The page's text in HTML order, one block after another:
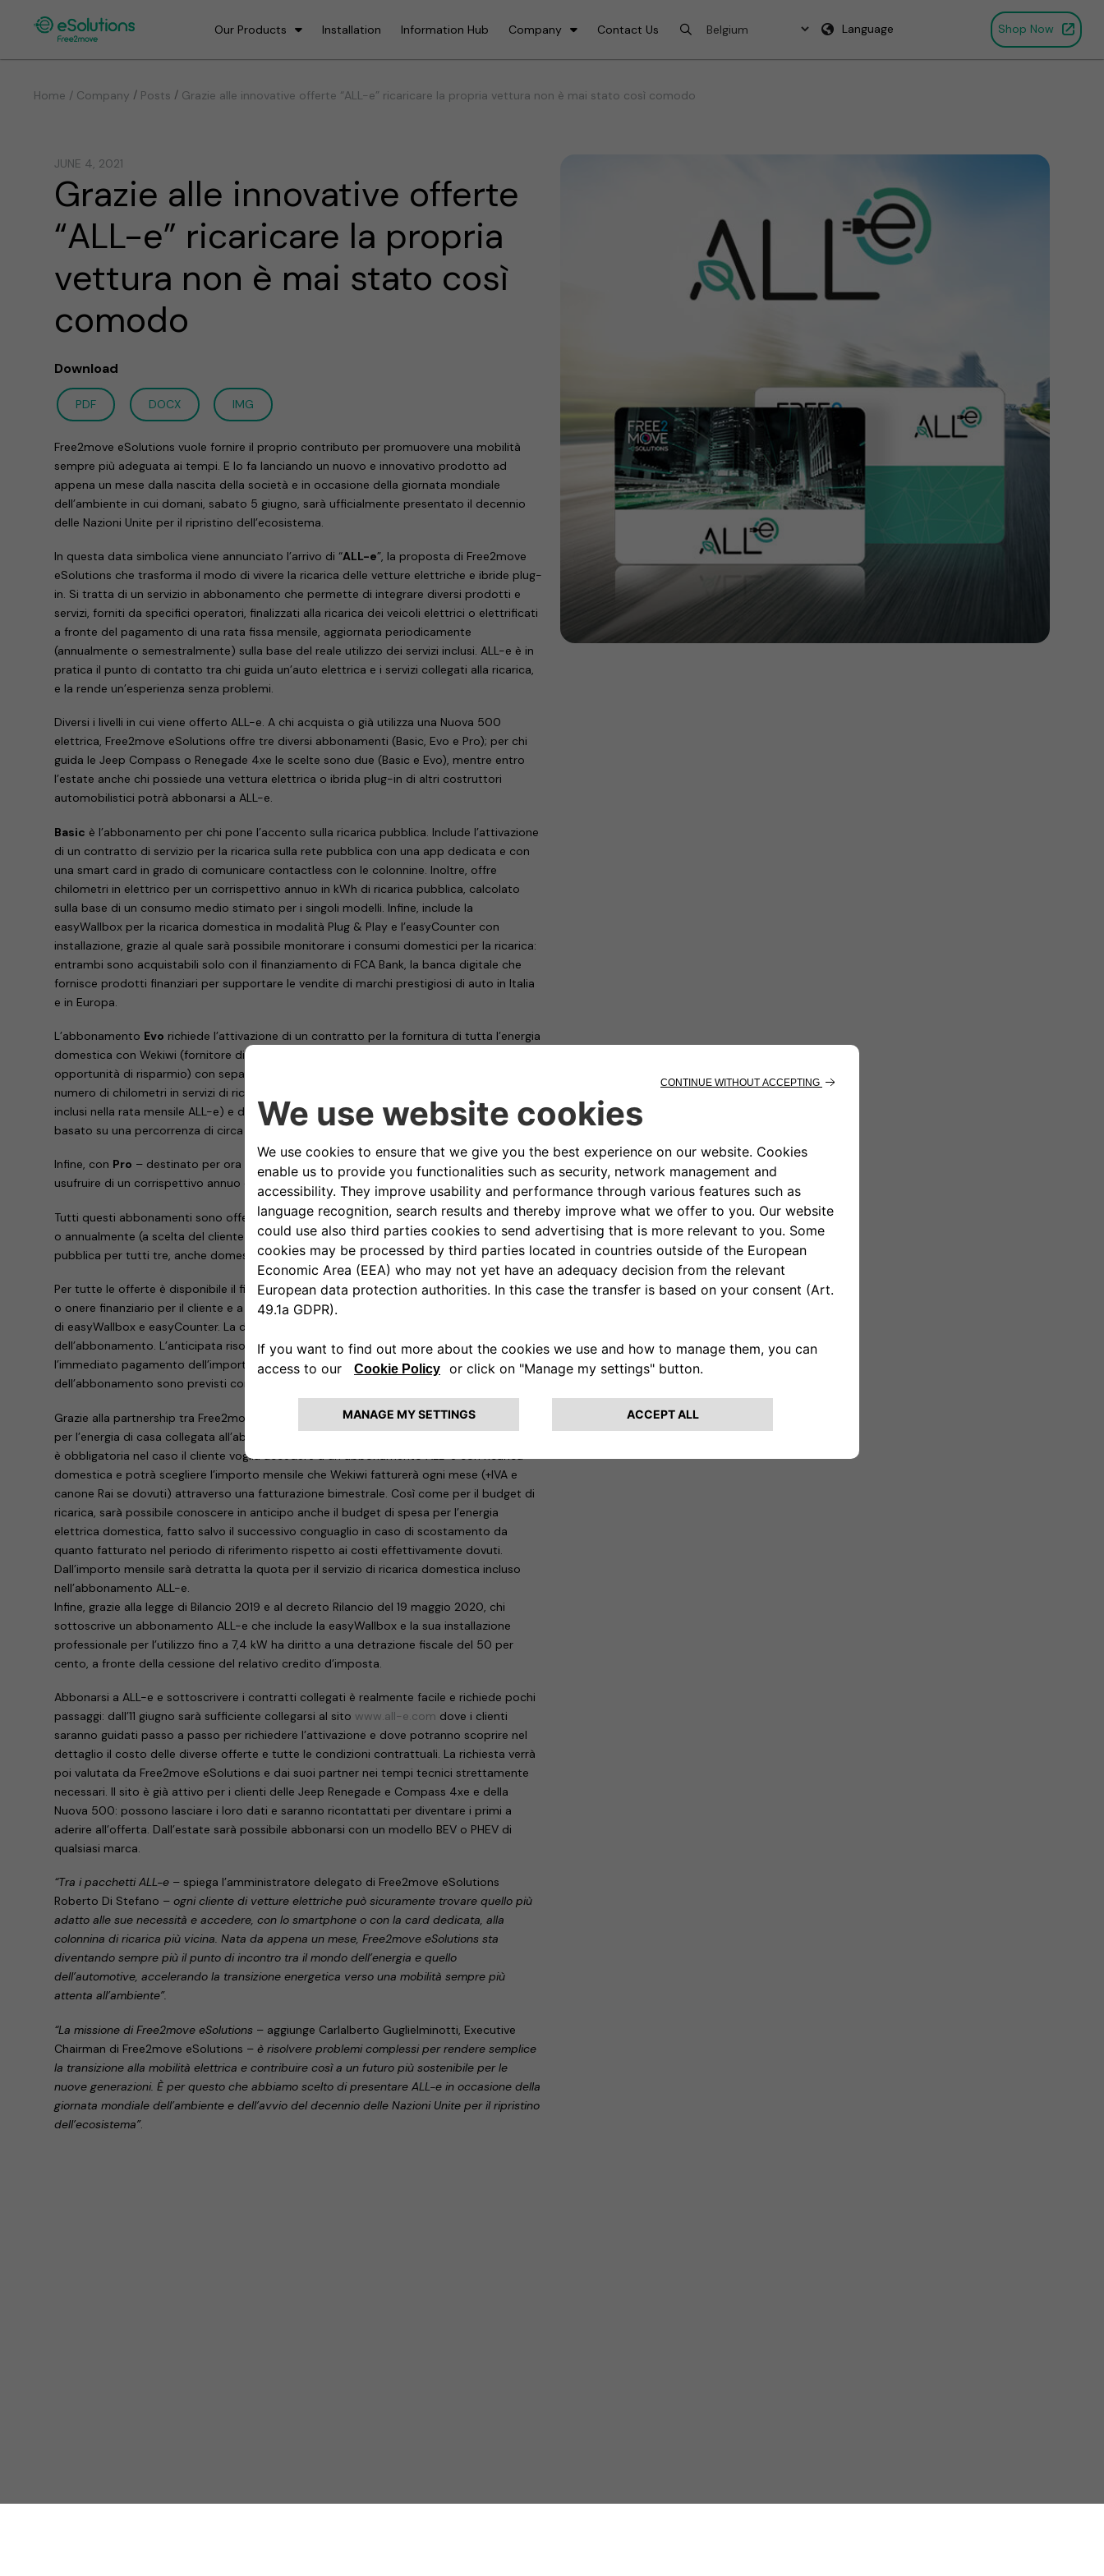
Our Products Installation Information Hub Company Contact Us Language Shop Now
Home / Company / Posts / Grazie alle innovative offerte “ALL-e” ricaricare la propria vettura non è mai stato così comodo
JUNE 4, 2021
Grazie alle innovative offerte
“ALL-e” ricaricare la propria
vettura non è mai stato così
comodo
Download
PDF DOCX IMG
Free2move eSolutions vuole fornire il proprio contributo per promuovere una mobilità
sempre più adeguata ai tempi. E lo fa lanciando un nuovo e innovativo prodotto ad
appena un mese dalla nascita della società e in occasione della giornata mondiale
dell’ambiente in cui domani, sabato 5 giugno, sarà ufficialmente presentato il decennio
delle Nazioni Unite per il ripristino dell’ecosistema.
In questa data simbolica viene annunciato l’arrivo di “ALL-e”, la proposta di Free2move
eSolutions che trasforma il modo di vivere la ricarica delle vetture elettriche e ibride plug-
in. Si tratta di un servizio in abbonamento che permette di integrare diversi prodotti e
servizi, forniti da specifici operatori, finalizzati alla ricarica dei veicoli elettrici o elettrificati
a fronte del pagamento di una rata fissa mensile, aggiornata periodicamente
(annualmente o semestralmente) sulla base del reale utilizzo dei servizi inclusi. ALL-e è in
pratica il punto di contatto tra chi guida un’auto elettrica e i servizi collegati alla ricarica,
e la rende un’esperienza senza problemi.
Diversi i livelli in cui viene offerto ALL-e. A chi acquista o già utilizza una Nuova 500
elettrica, Free2move eSolutions offre tre diversi abbonamenti (Basic, Evo e Pro); per chi
guida le Jeep Compass o Renegade 4xe le scelte sono due (Basic e Evo), mentre entro
l’estate anche chi possiede una vettura elettrica o ibrida plug-in di altri costruttori
automobilistici potrà abbonarsi a ALL-e.
Basic è l’abbonamento per chi pone l’accento sulla ricarica pubblica. Include l’attivazione
di un contratto di servizio per la ricarica sulla rete pubblica con una app dedicata e con
una smart card in grado di comunicare contactless con le colonnine. Inoltre, offre
chilometri in elettrico per un corrispettivo annuo in kWh di ricarica pubblica, calcolato
sulla base di un consumo medio stimato per i singoli modelli. Infine, include la
easyWallbox per la ricarica domestica in modalità Plug & Play e l’easyCounter con
installazione, grazie al quale sarà possibile monitorare i consumi domestici per la ricarica:
entrambi sono acquistabili solo con il finanziamento di FCA Bank, la banca digitale che
fornisce prodotti finanziari per supportare le vendite di marchi prestigiosi di auto in Italia
e in Europa.
L’abbonamento Evo richiede l’attivazione di un contratto per la fornitura di tutta l’energia
domestica con Wekiwi (fornitore di gas e luce, che offre servizi innovativi con soluzioni e
opportunità di risparmio) con separata fatturazione dei consumi: prevede un maggiore
numero di chilometri in servizi di ricarica domestica (dedotti dalla bolletta di Wekiwi e
inclusi nella rata mensile ALL-e) e di ricarica pubblica, considerando un profilo di consumo
basato su una percorrenza di circa 10 mila chilometri all’anno.
Infine, con Pro – destinato per ora esclusivamente a Nuova 500 – i clienti possono
usufruire di un corrispettivo annuo di chilometri maggiore.
Tutti questi abbonamenti sono offerti a un prezzo fisso mensile aggiornato ogni sei mesi
o annualmente (a scelta del cliente) sulla base del reale uso del servizio di ricarica:
pubblica per tutti tre, anche domestica solo per Evo e Pro.
Per tutte le offerte è disponibile il finanziamento da parte di FCA Bank senza alcun costo
o onere finanziario per il cliente e a interessi zero, finalizzato all’acquisto e all’installazione
di easyWallbox e easyCounter. La durata del finanziamento coincide con la durata minima
dell’abbonamento. L’anticipata risoluzione dell’abbonamento, infatti, comporta
l’immediato pagamento dell’importo finanziato. In ogni caso di risoluzione
dell’abbonamento sono previsti conguagli.
Grazie alla partnership tra Free2move eSolutions e Wekiwi, si avrà accesso a un’offerta
per l’energia di casa collegata all’abbonamento ALL-e. La sottoscrizione di questa offerta
è obbligatoria nel caso il cliente voglia accedere a un abbonamento ALL-e con ricarica
domestica e potrà scegliere l’importo mensile che Wekiwi fatturerà ogni mese (+IVA e
canone Rai se dovuti) attraverso una fatturazione bimestrale. Così come per il budget di
ricarica, sarà possibile conoscere in anticipo anche il budget di spesa per l’energia
elettrica domestica, fatto salvo il successivo conguaglio in caso di scostamento da
quanto fatturato nel periodo di riferimento rispetto ai costi effettivamente dovuti.
Dall’importo mensile sarà detratta la quota per il servizio di ricarica domestica incluso
nell’abbonamento ALL-e.
Infine, grazie alla legge di Bilancio 2019 e al decreto Rilancio del 19 maggio 2020, chi
sottoscrive un abbonamento ALL-e che include la easyWallbox e la sua installazione
professionale per l’utilizzo fino a 7,4 kW ha diritto a una detrazione fiscale del 50 per
cento, a fronte della cessione del relativo credito d’imposta.
Abbonarsi a ALL-e e sottoscrivere i contratti collegati è realmente facile e richiede pochi
passaggi: dall’11 giugno sarà sufficiente collegarsi al sito www.all-e.com dove i clienti
saranno guidati passo a passo per richiedere l’attivazione e dove potranno scoprire nel
dettaglio il costo delle diverse offerte e tutte le condizioni contrattuali. La richiesta verrà
poi valutata da Free2move eSolutions e dai suoi partner nei tempi tecnici strettamente
necessari. Il sito è già attivo per i clienti delle Jeep Renegade e Compass 4xe e della
Nuova 500: possono lasciare i loro dati e saranno ricontattati per diventare i primi a
aderire all’offerta. Dall’estate sarà possibile abbonarsi con un modello BEV o PHEV di
qualsiasi marca.
“Tra i pacchetti ALL-e – spiega l’amministratore delegato di Free2move eSolutions
Roberto Di Stefano –ogni cliente di vetture elettriche può sicuramente trovare quello più
adatto alle sue necessità e accedere, con lo smartphone o con la card dedicata, alla
colonnina di ricarica più vicina. Nata da appena un mese, Free2move eSolutions sta
diventando sempre più il punto di incontro tra il mondo dell’energia e quello
dell’automotive, accelerando la transizione energetica verso una mobilità sempre più
attenta all’ambiente”.
“La missione di Free2move eSolutions – aggiunge Carlalberto Guglielminotti, Executive
Chairman di Free2move eSolutions –è risolvere problemi complessi per rendere semplice
la transizione alla mobilità elettrica e contribuire così a un futuro più sostenibile per le
nuove generazioni. È per questo che abbiamo scelto di presentare ALL-e in occasione della
giornata mondiale dell’ambiente e dell’avvio del decennio delle Nazioni Unite per il ripristino
dell’ecosistema”.